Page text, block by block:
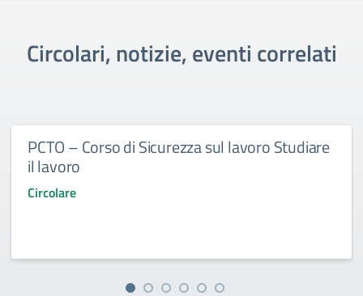
Circolari, notizie, eventi correlati
PCTO – Corso di Sicurezza sul lavoro Studiare
il lavoro
Circolare